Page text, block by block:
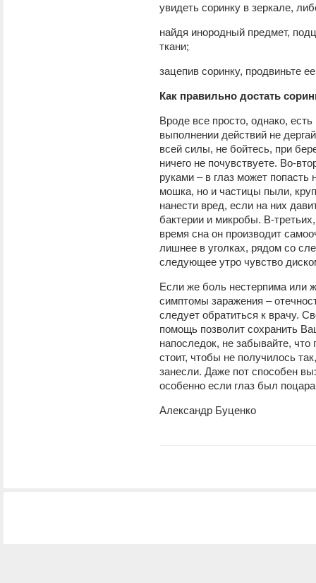
увидеть соринку в зеркале,
найдя инородный предмет,
ткани;
зацепив соринку, продвиньте
Как правильно достать
Вроде все просто, однако,
выполнении действий не
всей силы, не бойтесь, при
ничего не почувствуете. Во-
руками – в глаз может попасть
мошка, но и частицы пыли,
нанести вред, если на них
бактерии и микробы. В-
время сна он производит
лишнее в уголках, рядом со
следующее утро чувство
Если же боль нестерпима или
симптомы заражения –
следует обратиться к врачу.
помощь позволит сохранить
напоследок, не забывайте, что
стоит, чтобы не получилось
занесли. Даже пот способен
особенно если глаз был
Александр Буценко